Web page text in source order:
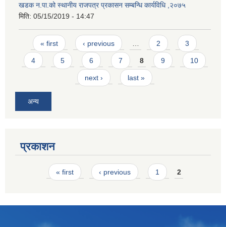
खडक न.पा.को स्थानीय राजपत्र प्रकासन सम्बन्धि कार्यविधि ,२०७५
मिति: 05/15/2019 - 14:47
Pages
« first ‹ previous … 2 3
4 5 6 7 8 9 10
next › last »
अन्य
प्रकाशन
Pages« first ‹ previous 1 2